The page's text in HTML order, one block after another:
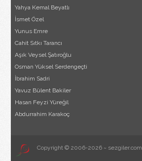
Yahya Kemal Beyatlı
İsmet Özel
Yunus Emre
Cahit Sıtkı Tarancı
Aşık Veysel Şatıroğlu
Osman Yüksel Serdengeçti
İbrahim Sadri
Yavuz Bülent Bakiler
Hasan Feyzi Yüreğil
Abdurrahim Karakoç
Copyright © 2006-2026 ~ sezgiler.com